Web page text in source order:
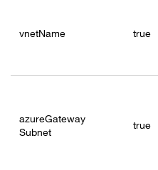
vnetName true
azureGateway
Subnet
true